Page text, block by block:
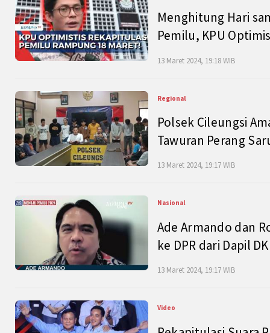
Menghitung Hari
Pemilu, KPU
13 Maret 2024, 19:18 WIB
Regional
Polsek Cileungsi
Tawuran Perang
13 Maret 2024, 19:17 WIB
Nasional
Ade Armando dan
ke DPR dari Dapil
13 Maret 2024, 19:17 WIB
Video